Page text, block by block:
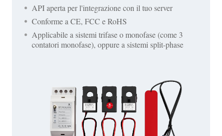
API aperta per l'integrazione con il tuo server
Conforme a CE, FCC e RoHS
Applicabile a sistemi trifase o monofase (come 3
contatori monofase), oppure a sistemi split-phase